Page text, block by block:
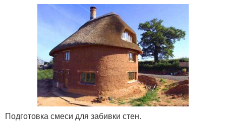
Подготовка смеси для забивки стен.